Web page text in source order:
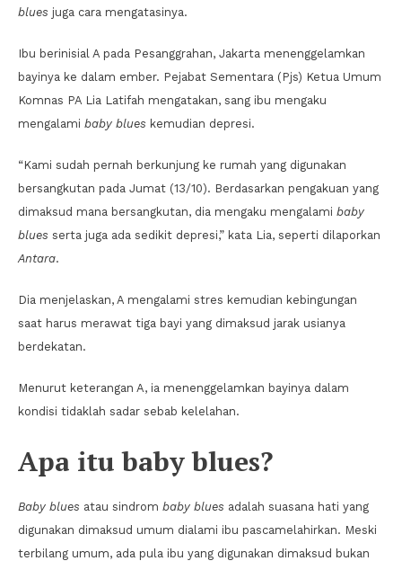
blues juga cara mengatasinya.
Ibu berinisial A pada Pesanggrahan, Jakarta menenggelamkan
bayinya ke dalam ember. Pejabat Sementara (Pjs) Ketua Umum
Komnas PA Lia Latifah mengatakan, sang ibu mengaku
mengalami baby blues kemudian depresi.
“Kami sudah pernah berkunjung ke rumah yang digunakan
bersangkutan pada Jumat (13/10). Berdasarkan pengakuan yang
dimaksud mana bersangkutan, dia mengaku mengalami baby
blues serta juga ada sedikit depresi,” kata Lia, seperti dilaporkan
Antara.
Dia menjelaskan, A mengalami stres kemudian kebingungan
saat harus merawat tiga bayi yang dimaksud jarak usianya
berdekatan.
Menurut keterangan A, ia menenggelamkan bayinya dalam
kondisi tidaklah sadar sebab kelelahan.
Apa itu baby blues?
Baby blues atau sindrom baby blues adalah suasana hati yang
digunakan dimaksud umum dialami ibu pascamelahirkan. Meski
terbilang umum, ada pula ibu yang digunakan dimaksud bukan